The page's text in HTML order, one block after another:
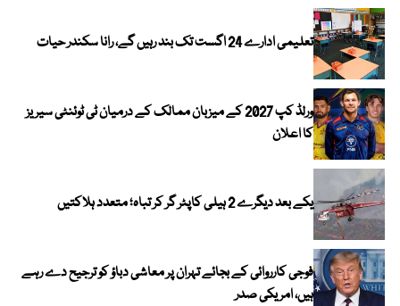
تعلیمی ادارے 24 اگست تک بند رہیں گے، رانا سکندر حیات
ورلڈ کپ 2027 کے میزبان ممالک کے درمیان ٹی ٹوئنٹی سیریز
کا اعلان
یکے بعد دیگرے 2 ہیلی کاپٹر گر کر تباہ؛ متعدد ہلاکتیں
فوجی کارروائی کے بجائے تہران پر معاشی دباؤ کو ترجیح دے رہے
ہیں، امریکی صدر